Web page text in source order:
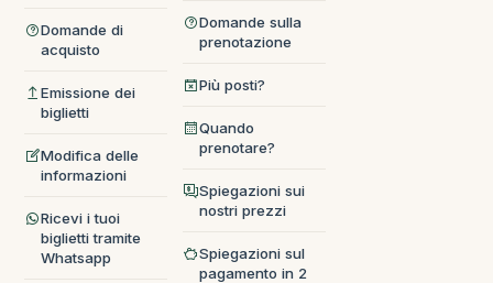
Domande di
acquisto
Emissione dei
biglietti
Modifica delle
informazioni
Ricevi i tuoi
biglietti tramite
Whatsapp
Domande sulla
prenotazione
Più posti?
Quando
prenotare?
Spiegazioni sui
nostri prezzi
Spiegazioni sul
pagamento in 2